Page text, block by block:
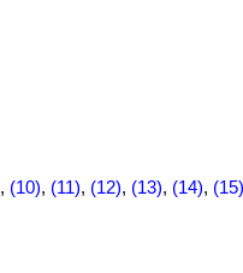
, (10), (11), (12), (13), (14), (15)